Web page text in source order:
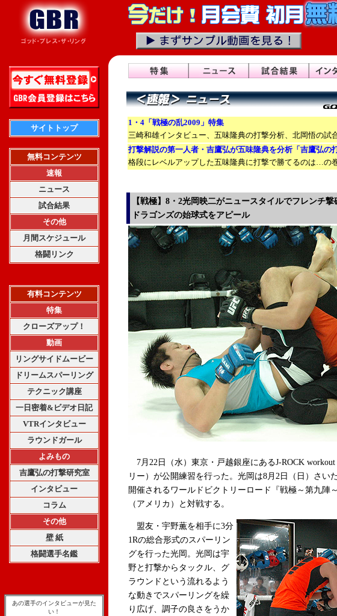
サイトトップ
無料コンテンツ
速報
ニュース
試合結果
その他
月間スケジュール
格闘リンク
有料コンテンツ
特集
クローズアップ！
動画
リングサイドムービー
ドリームスパーリング
テクニック講座
一日密着&ビデオ日記
VTRインタビュー
ラウンドガール
よみもの
吉鷹弘の打撃研究室
インタビュー
コラム
その他
壁 紙
格闘選手名鑑
あの選手のインタビューが見た
い！
1・4「戦極の乱2009」特集
三崎和雄インタビュー、五味隆典の打撃分析、北岡悟の試
打撃解説の第一人者・吉鷹弘が五味隆典を分析「吉鷹弘の
格段にレベルアップした五味隆典に打撃で勝てるのは…の
【戦極】8・2光岡映二がニュースタイルでフレンチ撃
ドラゴンズの始球式をアピール
7月22日（水）東京・戸越銀座にあるJ-ROCK
リー）が公開練習を行った。光岡は8月2日（日）さい
開催されるワールドビクトリーロード『戦極～第九陣
（アメリカ）と対戦する。
盟友・宇野薫を相手に3分
1Rの総合形式のスパーリン
グを行った光岡。光岡は宇
野と打撃からタックル、グ
ラウンドという流れるよう
な動きでスパーリングを繰
り広げ、調子の良さをうか